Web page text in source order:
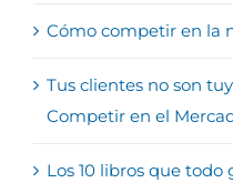
Cómo competir en la
Tus clientes no son
Competir en el
Los 10 libros que